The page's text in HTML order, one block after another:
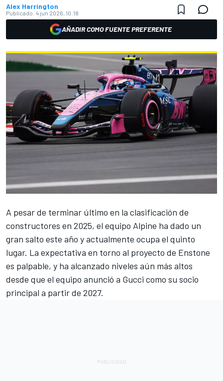
Alex Harrington
Publicado: 4 jun 2026, 10:18
AÑADIR COMO FUENTE PREFERENTE
A pesar de terminar último en la clasificación de
constructores en 2025, el equipo Alpine ha dado un
gran salto este año y actualmente ocupa el quinto
lugar. La expectativa en torno al proyecto de Enstone
es palpable, y ha alcanzado niveles aún más altos
desde que el equipo anunció a Gucci como su socio
principal a partir de 2027.